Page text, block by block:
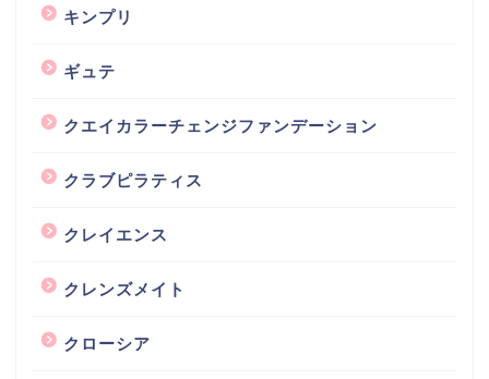
キンプリ
ギュテ
クエイカラーチェンジファンデーション
クラブピラティス
クレイエンス
クレンズメイト
クローシア